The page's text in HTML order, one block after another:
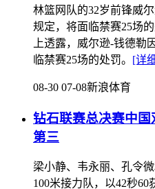
林篮网队的32岁前锋威
规定，将面临禁赛25场
上透露，威尔逊-钱德勒
临禁赛25场的处罚。 [详
08-30 07-08新浪体育
钻石联赛总决赛中
第三
梁小静、韦永丽、孔令
100米接力队，以42秒60